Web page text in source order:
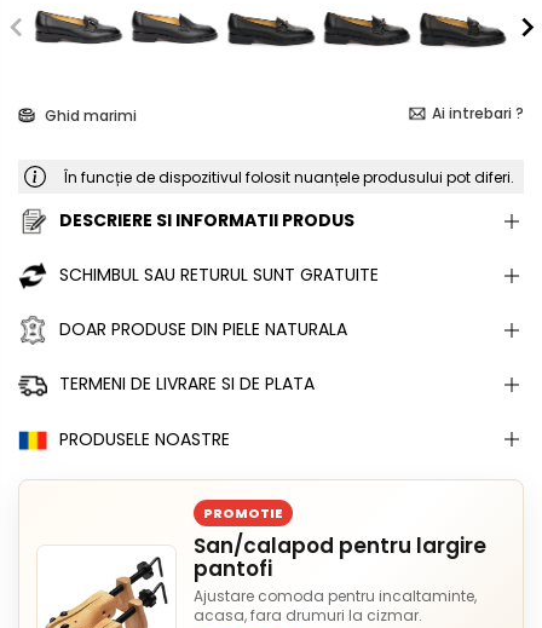
Ghid marimi Ai intrebari ?
În funcție de dispozitivul folosit nuanțele produsului pot diferi.
DESCRIERE SI INFORMATII PRODUS
SCHIMBUL SAU RETURUL SUNT GRATUITE
DOAR PRODUSE DIN PIELE NATURALA
TERMENI DE LIVRARE SI DE PLATA
PRODUSELE NOASTRE
PROMOTIE
San/calapod pentru largire
pantofi
Ajustare comoda pentru incaltaminte,
acasa, fara drumuri la cizmar.